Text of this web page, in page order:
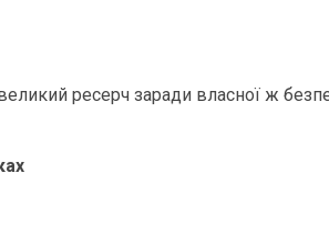
ресерч заради власної ж